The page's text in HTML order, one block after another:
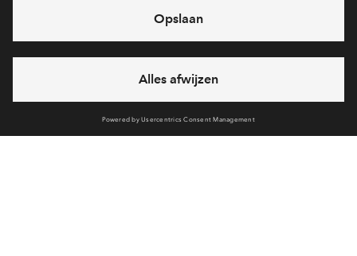
feestdagen)
vandaag gesloten, maandag zijn we vanaf
09:00 uur weer
bereikbaar